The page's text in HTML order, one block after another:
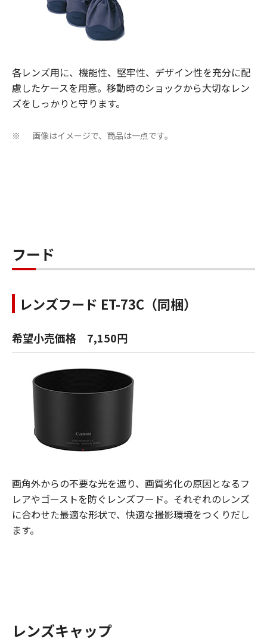
各レンズ用に、機能性、堅牢性、デザイン性を充分に配
慮したケースを用意。移動時のショックから大切なレン
ズをしっかりと守ります。
※ 画像はイメージで、商品は一点です。
フード
レンズフード ET-73C（同梱）
希望小売価格 7,150円
画角外からの不要な光を遮り、画質劣化の原因となるフ
レアやゴーストを防ぐレンズフード。それぞれのレンズ
に合わせた最適な形状で、快適な撮影環境をつくりだし
ます。
レンズキャップ